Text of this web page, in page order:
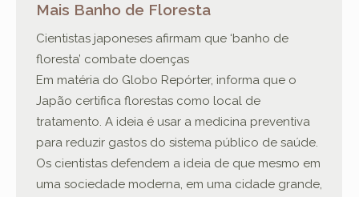
Mais Banho de Floresta
Cientistas japoneses afirmam que ‘banho de
floresta’ combate doenças
Em matéria do Globo Repórter, informa que o
Japão certifica florestas como local de
tratamento. A ideia é usar a medicina preventiva
para reduzir gastos do sistema público de saúde.
Os cientistas defendem a ideia de que mesmo em
uma sociedade moderna, em uma cidade grande,